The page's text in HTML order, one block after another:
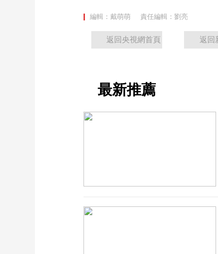
編輯：戴萌萌 責任編輯：劉亮
返回央視網首頁 返回
最新推薦